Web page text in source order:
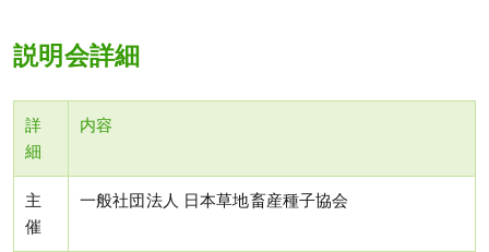
説明会詳細
詳
細
内容
主
催
一般社団法人 日本草地畜産種子協会